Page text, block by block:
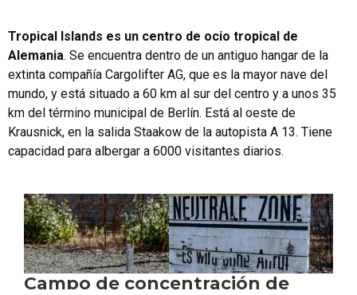
Tropical Islands es un centro de ocio tropical de
Alemania. Se encuentra dentro de un antiguo hangar de la
extinta compañía Cargolifter AG, que es la mayor nave del
mundo, y está situado a 60 km al sur del centro y a unos 35
km del término municipal de Berlín. Está al oeste de
Krausnick, en la salida Staakow de la autopista A 13. Tiene
capacidad para albergar a 6000 visitantes diarios.